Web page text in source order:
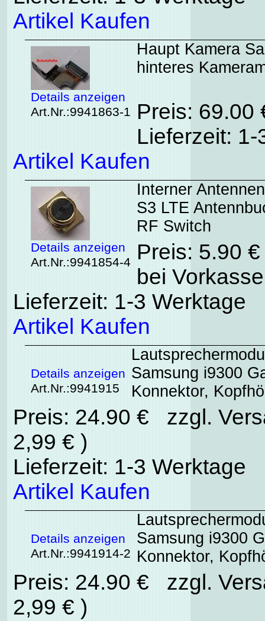
Artikel Kaufen
Details anzeigen
Art.Nr.:9941863-1
Haupt Kamera
hinteres
Preis:
Lieferzeit:
Artikel Kaufen
Details anzeigen
Art.Nr.:9941854-4
Interner
S3 LTE
RF Switch
Preis: 5.90
bei
Lieferzeit: 1-3 Werktage
Artikel Kaufen
Details anzeigen
Art.Nr.:9941915
Samsung i9300
Konnektor,
Preis: 24.90 € zzgl.
2,99 € )
Lieferzeit: 1-3 Werktage
Artikel Kaufen
Details anzeigen
Art.Nr.:9941914-2
Samsung i9300
Konnektor,
Preis: 24.90 € zzgl.
2,99 € )